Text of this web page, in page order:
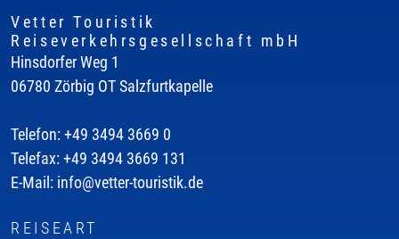
Vetter Touristik
Reiseverkehrsgesellschaft mbH
Hinsdorfer Weg 1
06780 Zörbig OT Salzfurtkapelle
Telefon: +49 3494 3669 0
Telefax: +49 3494 3669 131
E-Mail: info@vetter-touristik.de
REISEART